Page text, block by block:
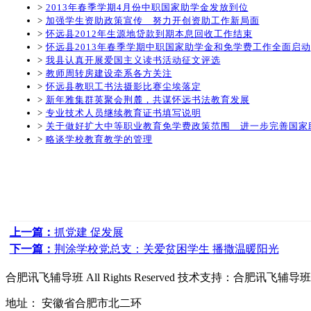
> 2013年春季学期4月份中职国家助学金发放到位
> 加强学生资助政策宣传 努力开创资助工作新局面
>怀远县2012年生源地贷款到期本息回收工作结束
>怀远县2013年春季学期中职国家助学金和免学费工作全面启动
> 我县认真开展爱国主义读书活动征文评选
> 教师周转房建设牵系各方关注
>怀远县教职工书法摄影比赛尘埃落定
> 新年雅集群英聚会荆麓，共谋怀远书法教育发展
> 专业技术人员继续教育证书填写说明
> 关于做好扩大中等职业教育免学费政策范围 进一步完善国家
> 略谈学校教育教学的管理
上一篇： 抓党建 促发展
下一篇： 荆涂学校党总支：关爱贫困学生 播撒温暖阳光
合肥讯飞辅导班 All Rights Reserved 技术支持： 合肥讯飞辅导班
地址： 安徽省合肥市北二环